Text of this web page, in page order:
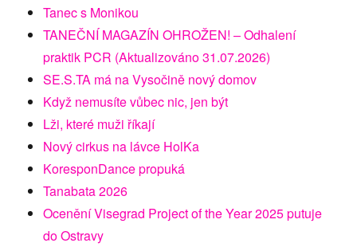
Tanec s Monikou
TANEČNÍ MAGAZÍN OHROŽEN! – Odhalení
praktik PCR (Aktualizováno 31.07.2026)
SE.S.TA má na Vysočině nový domov
Když nemusíte vůbec nic, jen být
Lži, které muži říkají
Nový cirkus na lávce HolKa
KoresponDance propuká
Tanabata 2026
Ocenění Visegrad Project of the Year 2025 putuje
do Ostravy